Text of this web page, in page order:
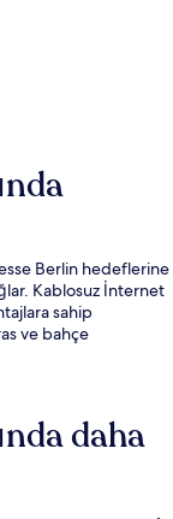
Berlin hedeflerine
Kablosuz İnternet
sahip
ve bahçe
daha